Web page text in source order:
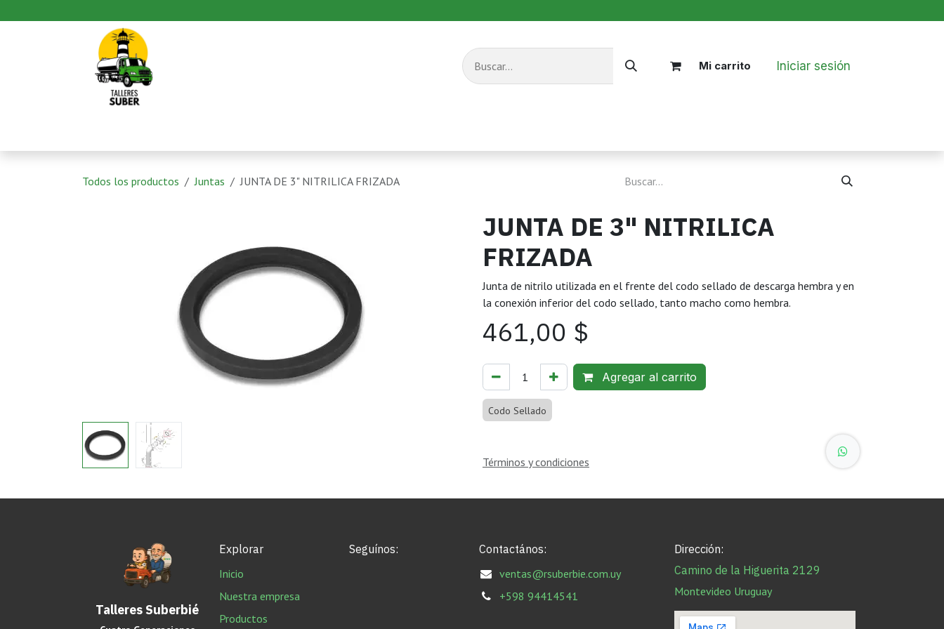
Mi carrito Iniciar sesión
Todos los productos Juntas JUNTA DE 3" NITRILICA FRIZADA
JUNTA DE 3" NITRILICA
FRIZADA
Junta de nitrilo utilizada en el frente del codo sellado de descarga hembra y en
la conexión inferior del codo sellado, tanto macho como hembra.
461,00 $
Agregar al carrito
Codo Sellado
Términos y condiciones
Talleres Suberbié
Explorar
Inicio
Nuestra empresa
Productos
Contactános:
ventas@rsuberbie.com.uy
+598 94414541
Seguínos:
Dirección:
Camino de la Higuerita 2129
Montevideo Uruguay